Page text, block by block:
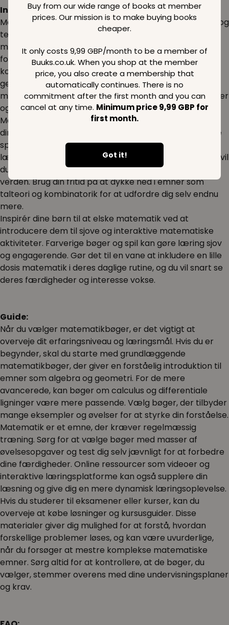
Buy from our wide range of books at member
prices. Our mission is to make buying books
cheaper.
It only costs 9,99 GBP/month to be a member of
Buuks.co.uk. When you shop at the member
price, you also create a membership that
automatically continues. There is no
commitment after the first month and you can
cancel at any time. Minimum price 9,99 GBP for
first month.
Got it!
Inspiration:
Matematik er fundamentet for mange videnskabelige og
teknologiske innovationer. Uanset om du er
matematikentusiast eller professionel, kan en bred
forståelse af matematik hjælpe dig med at løse
komplekse problemer. Fra algebra til calculus og
geometri til statistik, kan du finde en mangfoldighed af
matematiske emner, der åbner døre til nye perspektiver
og opdagelser.
Matematik kan være en fantastisk måde at stimulere
dine mentale evner på. Matematiske puzzles og logiske
spil er ikke kun underholdende men også meget
lærerige. Hvis du elsker at finde mønstre og relationer, vil
du finde stor glæde ved at udforske matematikkens
verden. Brug din fritid på at dykke ned i emner som
talteori og kombinatorik for at udfordre dig selv endnu
mere.
Inspirér dine børn til at elske matematik ved at
introducere dem til sjove og interaktive matematiske
aktiviteter. Farverige bøger og spil kan gøre læring sjov
og engagerende. Gør det til en vane at inkludere en lille
dosis matematik i deres daglige rutine, og du vil snart se
deres færdigheder og interesse vokse.
Guide:
Når du vælger matematikbøger, er det vigtigt at
overveje dit erfaringsniveau og læringsmål. Hvis du er
begynder, skal du starte med grundlæggende
matematikbøger, der giver en forståelig introduktion til
emner som algebra og geometri. For de mere
avancerede, kan bøger om calculus og differentiale
ligninger være mere passende. Vælg bøger, der tilbyder
mange eksempler og øvelser for at styrke din forståelse.
Matematik er et emne, der kræver regelmæssig
træning. Sørg for at vælge bøger med masser af
øvelsesopgaver og test dig selv jævnligt for at forbedre
dine færdigheder. Online ressourcer som videoer og
interaktive læringsplatforme kan også supplere din
læsning og give dig en mere dynamisk læringsoplevelse.
Hvis du studerer til eksamener eller kurser, kan du
overveje at købe løsninger og kursusguider. Disse
materialer giver dig mulighed for at forstå, hvordan
forskellige problemer løses, og kan være uvurderlige,
når du forsøger at mestre komplekse matematiske
emner. Sørg altid for at kontrollere, at de bøger, du
vælger, stemmer overens med dine undervisningsplaner
og krav.